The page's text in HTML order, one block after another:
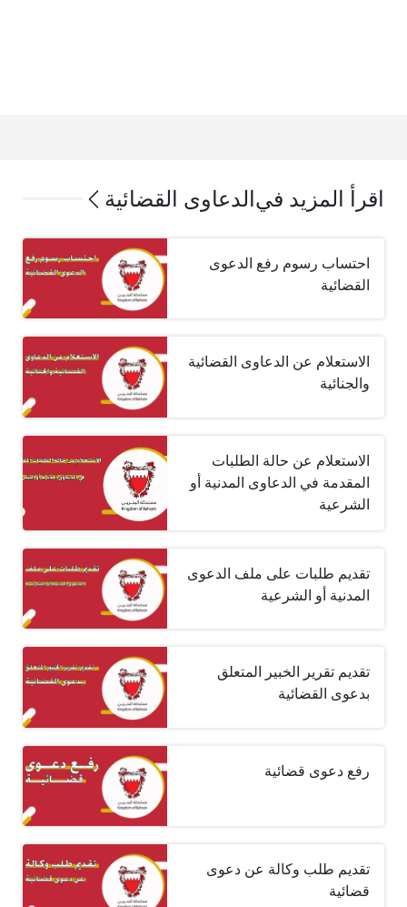
اقرأ المزيد في الدعاوى القضائية
احتساب رسوم رفع الدعوى
القضائية
الاستعلام عن الدعاوى القضائية
والجنائية
الاستعلام عن حالة الطلبات
المقدمة في الدعاوى المدنية أو
الشرعية
تقديم طلبات على ملف الدعوى
المدنية أو الشرعية
تقديم تقرير الخبير المتعلق
بدعوى القضائية
رفع دعوى قضائية
تقديم طلب وكالة عن دعوى
قضائية